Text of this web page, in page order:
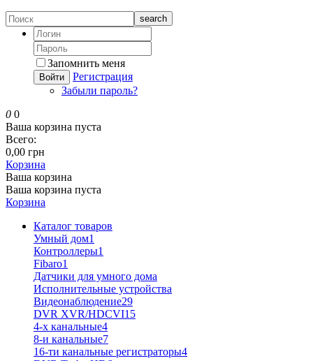
search
Запомнить меня
Войти
Регистрация
Забыли пароль?
0 0
Ваша корзина пуста
Всего:
0,00 грн
Корзина
Ваша корзина
Ваша корзина пуста
Корзина
Каталог товаров
Умный дом1
Контроллеры1
Fibaro1
Датчики для умного дома
Исполнительные устройства
Видеонаблюдение29
DVR XVR/HDCVI15
4-x канальные4
8-и канальные7
16-ти канальные регистраторы4